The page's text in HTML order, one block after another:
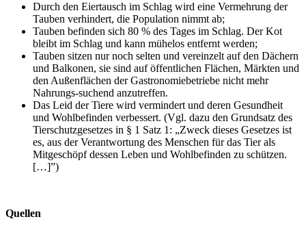
Durch den Eiertausch im Schlag wird eine Vermehrung der
Tauben verhindert, die Population nimmt ab;
Tauben befinden sich 80 % des Tages im Schlag. Der Kot
bleibt im Schlag und kann mühelos entfernt werden;
Tauben sitzen nur noch selten und vereinzelt auf den Dächern
und Balkonen, sie sind auf öffentlichen Flächen, Märkten und
den Außenflächen der Gastronomiebetriebe nicht mehr
Nahrungs-suchend anzutreffen.
Das Leid der Tiere wird vermindert und deren Gesundheit
und Wohlbefinden verbessert. (Vgl. dazu den Grundsatz des
Tierschutzgesetzes in § 1 Satz 1: „Zweck dieses Gesetzes ist
es, aus der Verantwortung des Menschen für das Tier als
Mitgeschöpf dessen Leben und Wohlbefinden zu schützen.
[…]”)
Quellen